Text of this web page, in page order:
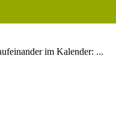
im Kalender: ...